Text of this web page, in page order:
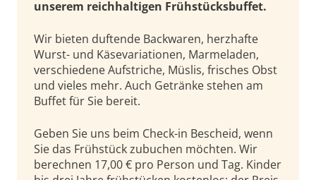
unserem reichhaltigen Frühstücksbuffet.
Wir bieten duftende Backwaren, herzhafte
Wurst- und Käsevariationen, Marmeladen,
verschiedene Aufstriche, Müslis, frisches Obst
und vieles mehr. Auch Getränke stehen am
Buffet für Sie bereit.
Geben Sie uns beim Check-in Bescheid, wenn
Sie das Frühstück zubuchen möchten. Wir
berechnen 17,00 € pro Person und Tag. Kinder